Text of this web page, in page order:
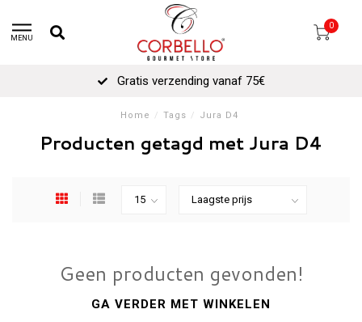
MENU
0
Gratis verzending vanaf 75€
Home / Tags / Jura D4
Producten getagd met Jura D4
Geen producten gevonden!
GA VERDER MET WINKELEN